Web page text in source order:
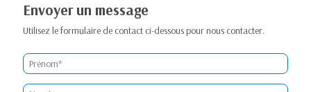
Envoyer un message
Utilisez le formulaire de contact ci-dessous pour nous contacter.